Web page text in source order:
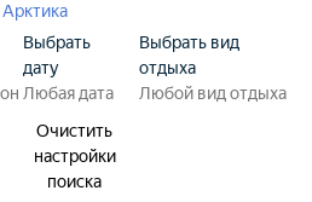
Арктика
Выбрать
дату
Выбрать вид
отдыха
Очистить
настройки
поиска